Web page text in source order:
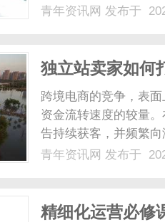
真实用户对深圳猴子
青年资讯网 发布于
独立站卖家如何
跨境电商的竞争，表
资金流转速度的较量
告持续获客，并频繁
企业的生死。传统的
青年资讯网 发布于
精细化运营必修